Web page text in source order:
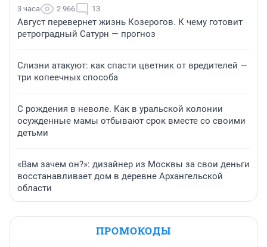
3 часа 2 966 13
Август перевернет жизнь Козерогов. К чему готовит
ретроградный Сатурн — прогноз
Слизни атакуют: как спасти цветник от вредителей —
три копеечных способа
С рождения в неволе. Как в уральской колонии
осужденные мамы отбывают срок вместе со своими
детьми
«Вам зачем он?»: дизайнер из Москвы за свои деньги
восстанавливает дом в деревне Архангельской
области
ПРОМОКОДЫ